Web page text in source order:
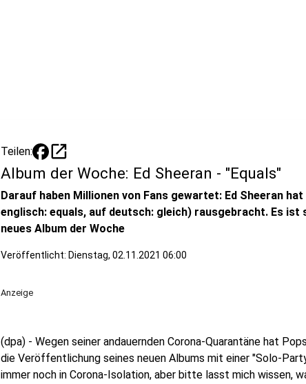
Teilen: open_in_new
Album der Woche: Ed Sheeran - "Equals"
Darauf haben Millionen von Fans gewartet: Ed Sheeran
englisch: equals, auf deutsch: gleich) rausgebracht. Es
neues Album der Woche
Veröffentlicht: Dienstag, 02.11.2021 06:00
Anzeige
(dpa) - Wegen seiner andauernden Corona-Quarantäne hat
die Veröffentlichung seines neuen Albums mit einer "Solo-
immer noch in Corona-Isolation, aber bitte lasst mich wissen,